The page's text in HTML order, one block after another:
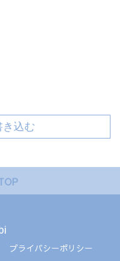
き込む
プライバシーポリシー